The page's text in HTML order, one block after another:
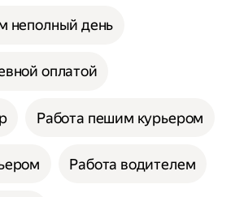
неполный день
оплатой
Работа пешим курьером
Работа водителем